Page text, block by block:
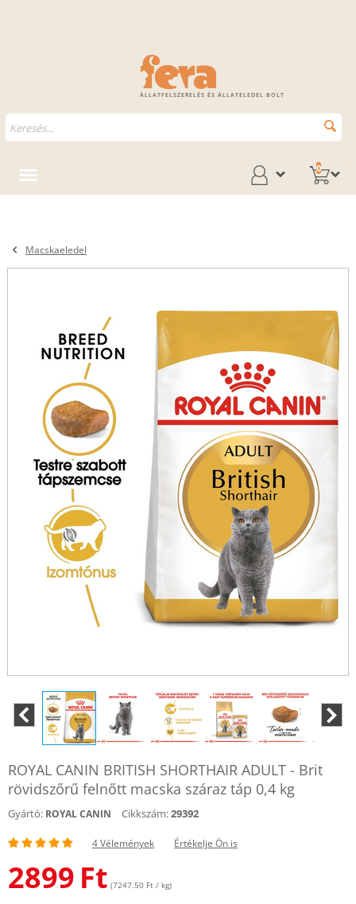
ÁLLATFELSZERELÉS ÉS ÁLLATELEDEL BOLT
0
Macskaeledel
ROYAL CANIN BRITISH SHORTHAIR ADULT - Brit
rövidszőrű felnőtt macska száraz táp 0,4 kg
Gyártó: ROYAL CANIN Cikkszám:29392
4 Vélemények Értékelje Ön is
2899 Ft (7247.50 Ft / kg)